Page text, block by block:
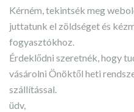
Kérném, tekintsék meg
juttatunk el zöldséget és
fogyasztókhoz.
Érdeklődni szeretnék, hogy
vásárolni Önöktől heti
szállítással.
üdv,